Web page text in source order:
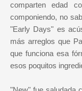
comparten edad
componiendo, no
"Early Days" es
más arreglos que
que funciona esa
esos poquitos